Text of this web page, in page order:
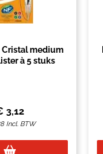
medium
à 5 stuks
3,12
Incl. BTW